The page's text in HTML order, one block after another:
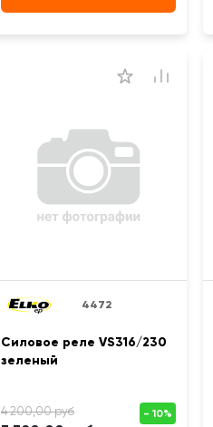
4472
Силовое реле VS316/230
зеленый